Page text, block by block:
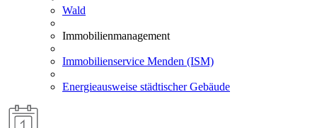
Wald
Immobilienmanagement
Immobilienservice Menden (ISM)
Energieausweise städtischer Gebäude